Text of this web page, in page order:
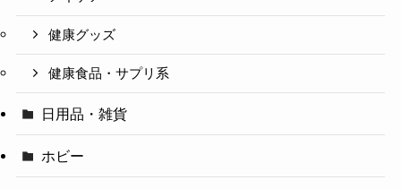
健康グッズ
健康食品・サプリ系
日用品・雑貨
ホビー